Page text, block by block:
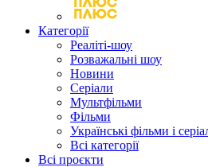
Категорії
Реаліті-шоу
Розважальні шоу
Новини
Серіали
Мультфільми
Фільми
Українські фільми і
Всі категорії
Всі проєкти